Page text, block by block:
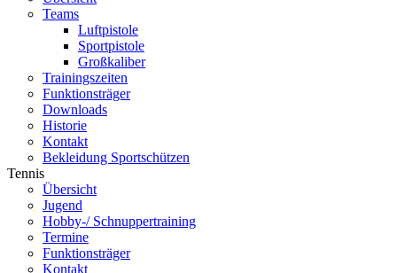
Teams
Luftpistole
Sportpistole
Großkaliber
Trainingszeiten
Funktionsträger
Downloads
Historie
Kontakt
Bekleidung Sportschützen
Tennis
Übersicht
Jugend
Hobby-/ Schnuppertraining
Termine
Funktionsträger
Kontakt